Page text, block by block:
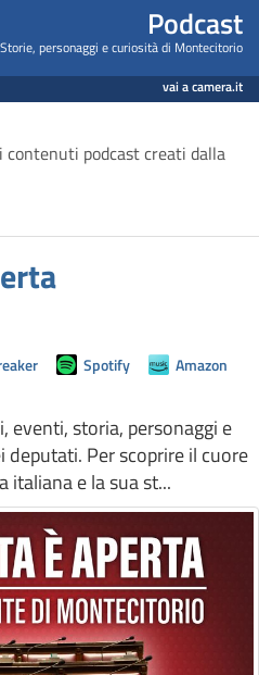
Podcast
Storie, personaggi e curiosità di Montecitorio
vai a camera.it
podcast creati dalla
Spotify
Amazon
eventi, storia, personaggi e
deputati. Per scoprire il cuore
italiana e la sua st...